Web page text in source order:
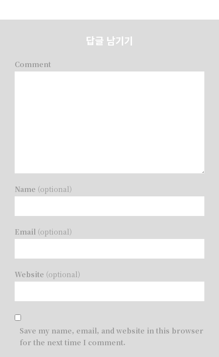
답글 남기기
Comment
Name (optional)
Email (optional)
Website (optional)
Save my name, email, and website in this browser
for the next time I comment.